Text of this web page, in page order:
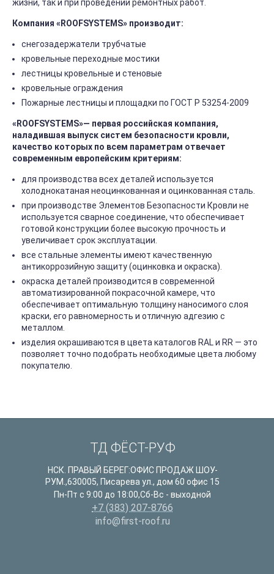
жизни, так и при проведении ремонтных работ.
Компания «ROOFSYSTEMS» производит:
снегозадержатели трубчатые
кровельные переходные мостики
лестницы кровельные и стеновые
кровельные ограждения
Пожарные лестницы и площадки по ГОСТ Р 53254-2009
«ROOFSYSTEMS»— первая российская компания,
наладившая выпуск систем безопасности кровли,
качество которых по всем параметрам отвечает
современным европейским критериям:
для производства всех деталей используется
холоднокатаная неоцинкованная и оцинкованная сталь.
при производстве Элементов Безопасности Кровли не
используется сварное соединение, что обеспечивает
готовой конструкции более высокую прочность и
увеличивает срок эксплуатации.
все стальные элементы имеют качественную
антикоррозийную защиту (оцинковка и окраска).
окраска деталей производится в современной
автоматизированной покрасочной камере, что
обеспечивает оптимальную толщину наносимого слоя
краски, его равномерность и отличную адгезию с
металлом.
изделия окрашиваются в цвета каталогов RAL и RR — это
позволяет точно подобрать необходимые цвета любому
покупателю.
ТД ФЁСТ-РУФ
НСК. ПРАВЫЙ БЕРЕГ:ОФИС ПРОДАЖ ШОУ-
РУМ.,630005, Писарева ул., дом 60 офис 15
Пн-Пт с 9:00 до 18:00,Сб-Вс - выходной
+7 (383) 207-8766
info@first-roof.ru